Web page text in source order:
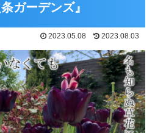
ガーデンズ』
2023.05.08 2023.08.03